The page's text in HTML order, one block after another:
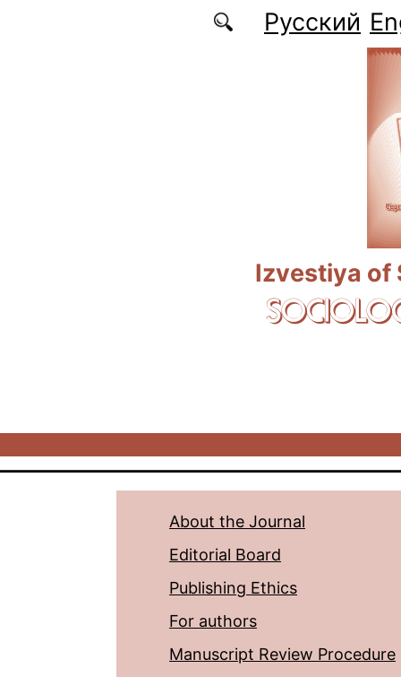
Русский
Izvestiya of
About the Journal
Editorial Board
Publishing Ethics
For authors
Manuscript Review Procedure